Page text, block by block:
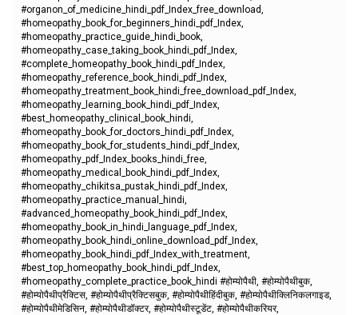
#organon_of_medicine_hindi_pdf_Index_free_download,
#homeopathy_book_for_beginners_hindi_pdf_Index,
#homeopathy_practice_guide_hindi_book,
#homeopathy_case_taking_book_hindi_pdf_Index,
#complete_homeopathy_book_hindi_pdf_Index,
#homeopathy_reference_book_hindi_pdf_Index,
#homeopathy_treatment_book_hindi_free_download_pdf_Index,
#homeopathy_learning_book_hindi_pdf_Index,
#best_homeopathy_clinical_book_hindi,
#homeopathy_book_for_doctors_hindi_pdf_Index,
#homeopathy_book_for_students_hindi_pdf_Index,
#homeopathy_pdf_Index_books_hindi_free,
#homeopathy_medical_book_hindi_pdf_Index,
#homeopathy_chikitsa_pustak_hindi_pdf_Index,
#homeopathy_practice_manual_hindi,
#advanced_homeopathy_book_hindi_pdf_Index,
#homeopathy_book_in_hindi_language_pdf_Index,
#homeopathy_book_hindi_online_download_pdf_Index,
#homeopathy_book_hindi_pdf_Index_with_treatment,
#best_top_homeopathy_book_hindi_pdf_Index,
#homeopathy_complete_practice_book_hindi #होम्योपैथी, #होम्योपैथीबुक,
#होम्योपैथीप्रैक्टिस, #होम्योपैथीप्रैक्टिसबुक, #होम्योपैथीहिंदीबुक, #होम्योपैथीक्लिनिकलगाइड,
#होम्योपैथीमेडिसिन, #होम्योपैथीडॉक्टर, #होम्योपैथीस्टूडेंट, #होम्योपैथीकरियर,